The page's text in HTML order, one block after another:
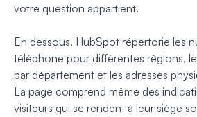
votre question appartient.
En dessous, HubSpot répertorie les
téléphone pour différentes régions,
par département et les adresses
La page comprend même des
visiteurs qui se rendent à leur siège